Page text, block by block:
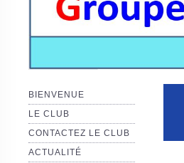
BIENVENUE
LE CLUB
CONTACTEZ LE CLUB
ACTUALITÉ